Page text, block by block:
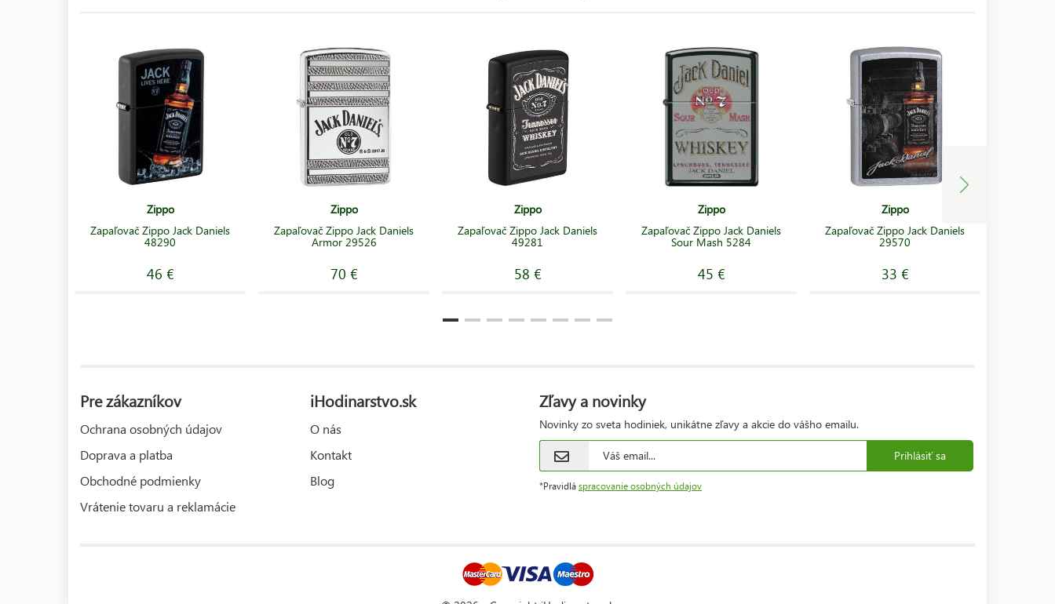
Zippo
Zapaľovač Zippo Jack Daniels
48290
46 €
Zippo
Zapaľovač Zippo Jack Daniels
Armor 29526
70 €
Zippo
Zapaľovač Zippo Jack Daniels
49281
58 €
Zippo
Zapaľovač Zippo Jack Daniels
Sour Mash 5284
45 €
Zippo
Zapaľovač Zippo Jack Daniels
29570
33 €
Pre zákazníkov
Ochrana osobných údajov
Doprava a platba
Obchodné podmienky
Vrátenie tovaru a reklamácie
iHodinarstvo.sk
O nás
Kontakt
Blog
Zľavy a novinky
Novinky zo sveta hodiniek, unikátne zľavy a akcie do vášho emailu.
Prihlásiť sa
*Pravidlá spracovanie osobných údajov